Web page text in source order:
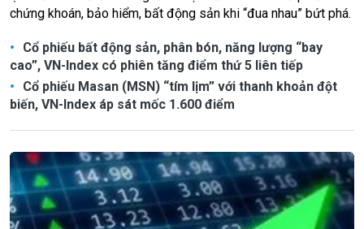
chứng khoán, bảo hiểm, bất động sản khi “đua nhau” bứt phá.
Cổ phiếu bất động sản, phân bón, năng lượng “bay
cao”, VN-Index có phiên tăng điểm thứ 5 liên tiếp
Cổ phiếu Masan (MSN) “tím lịm” với thanh khoản đột
biến, VN-Index áp sát mốc 1.600 điểm